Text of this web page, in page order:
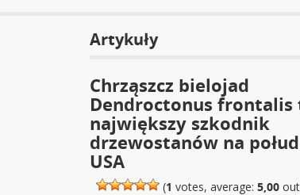
Artykuły
Chrząszcz bielojad
Dendroctonus frontalis
największy szkodnik
drzewostanów na
USA
(1 votes, average: 5,00